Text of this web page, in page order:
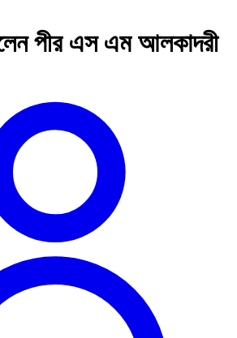
পীর এস এম আলকাদরী